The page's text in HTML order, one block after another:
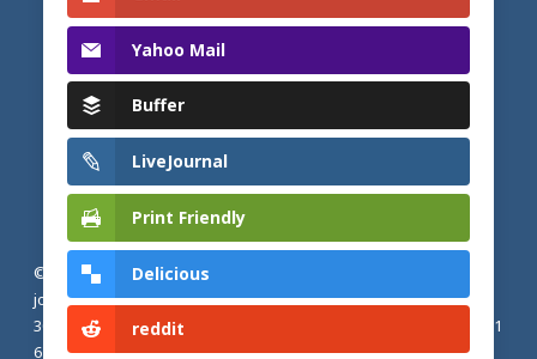
© 2026 Actualités adventistes. Église adventiste du septième
jour de France métropolitaine, de Belgique et du Luxembourg.
30, Avenue Émile Zola, 77190 Dammarie Les Lys, France |
+33 (0) 1
64 79 87 00
Yahoo Mail
Buffer
LiveJournal
Print Friendly
Delicious
reddit